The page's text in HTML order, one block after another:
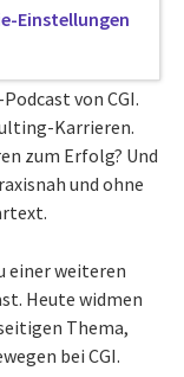
Einstellungen
von CGI.
Karrieren.
zum Erfolg? Und
und ohne
einer weiteren
Heute widmen
Thema,
bei CGI.